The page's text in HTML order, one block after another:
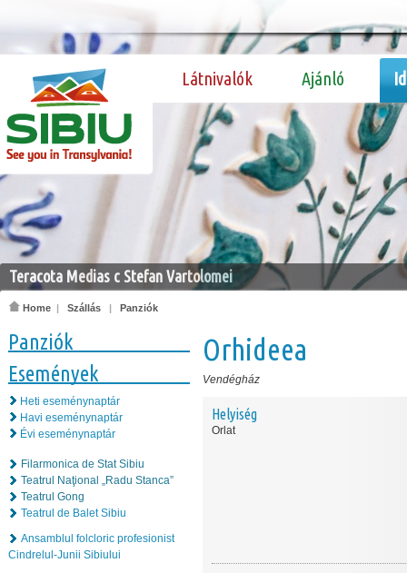
Látnivalók Ajánló
Teracota Medias c Stefan Vartolomei
Home | Szállás | Panziók
Panziók
Események
Heti eseménynaptár
Havi eseménynaptár
Évi eseménynaptár
Filarmonica de Stat Sibiu
Teatrul Naţional „Radu Stanca”
Teatrul Gong
Teatrul de Balet Sibiu
Ansamblul folcloric profesionist
Cindrelul-Junii Sibiului
Orhideea
Vendégház
Helyiség
Orlat